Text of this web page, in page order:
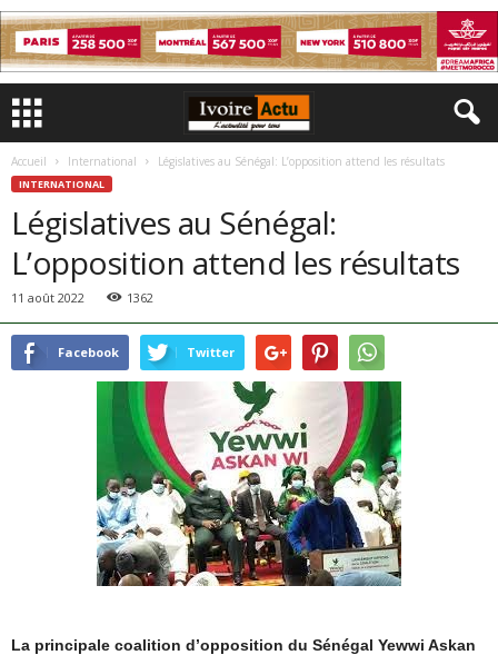
Accueil International Législatives au Sénégal: L’opposition attend les résultats
INTERNATIONAL
Législatives au Sénégal:
L’opposition attend les résultats
11 août 2022 1362
Facebook Twitter
La principale coalition d’opposition du Sénégal Yewwi Askan